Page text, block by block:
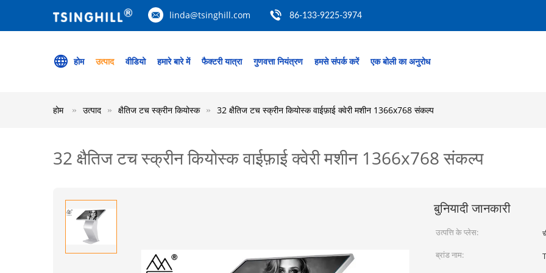
linda@tsinghill.com 86-133-9225-3974
होम उत्पाद वीडियो हमारे बारे में फैक्टरी यात्रा गुणवत्ता नियंत्रण हमसे संपर्क करें एक बोली का अनुरोध
होम उत्पाद क्षैतिज टच स्क्रीन कियोस्क 32 क्षैतिज टच स्क्रीन कियोस्क वाईफ़ाई क्वेरी मशीन 1366x768 संकल्प
32 क्षैतिज टच स्क्रीन कियोस्क वाईफ़ाई क्वेरी मशीन 1366x768 संकल्प
बुनियादी जानकारी
उत्पत्ति के प्लेस:
ब्रांड नाम: